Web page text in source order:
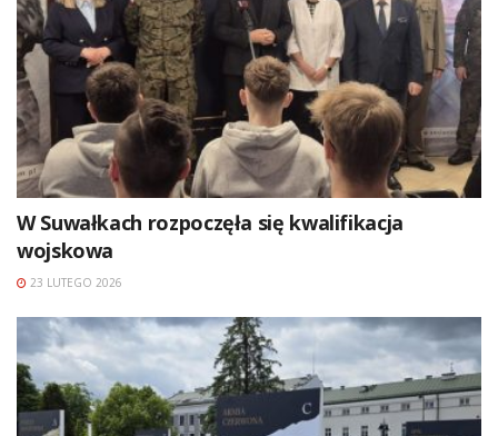
W Suwałkach rozpoczęła się kwalifikacja
wojskowa
23 LUTEGO 2026